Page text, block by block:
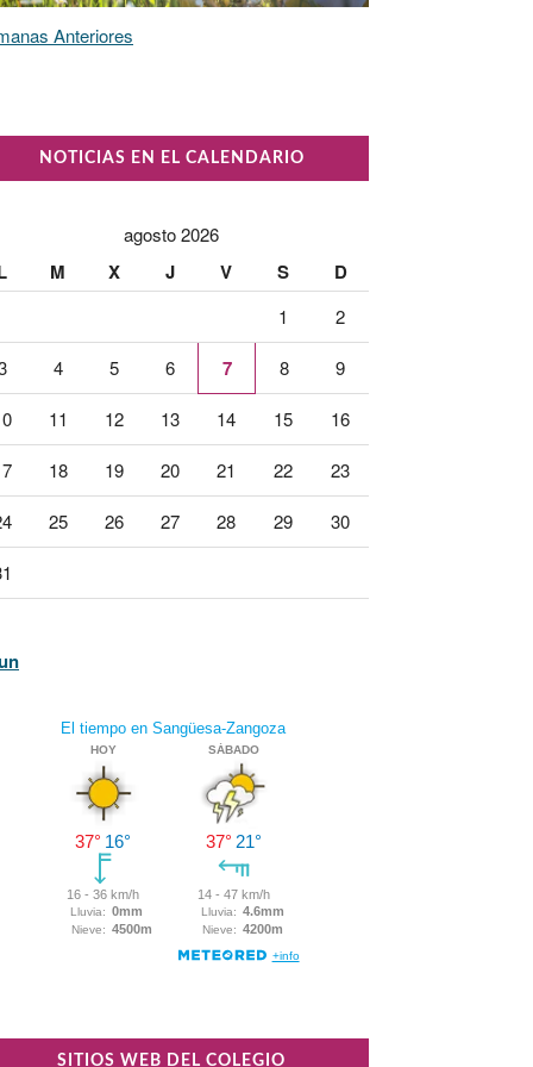
Anteriores
NOTICIAS EN EL CALENDARIO
agosto 2026
M X J V S D
1 2
4 5 6 7 8 9
11 12 13 14 15 16
18 19 20 21 22 23
25 26 27 28 29 30
SITIOS WEB DEL COLEGIO